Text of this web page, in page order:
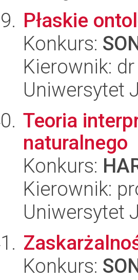
Płaskie
Konkurs:
Kierownik:
Uniwersytet
Teoria
naturalnego
Konkurs:
Kierownik:
Uniwersytet
Konkurs: